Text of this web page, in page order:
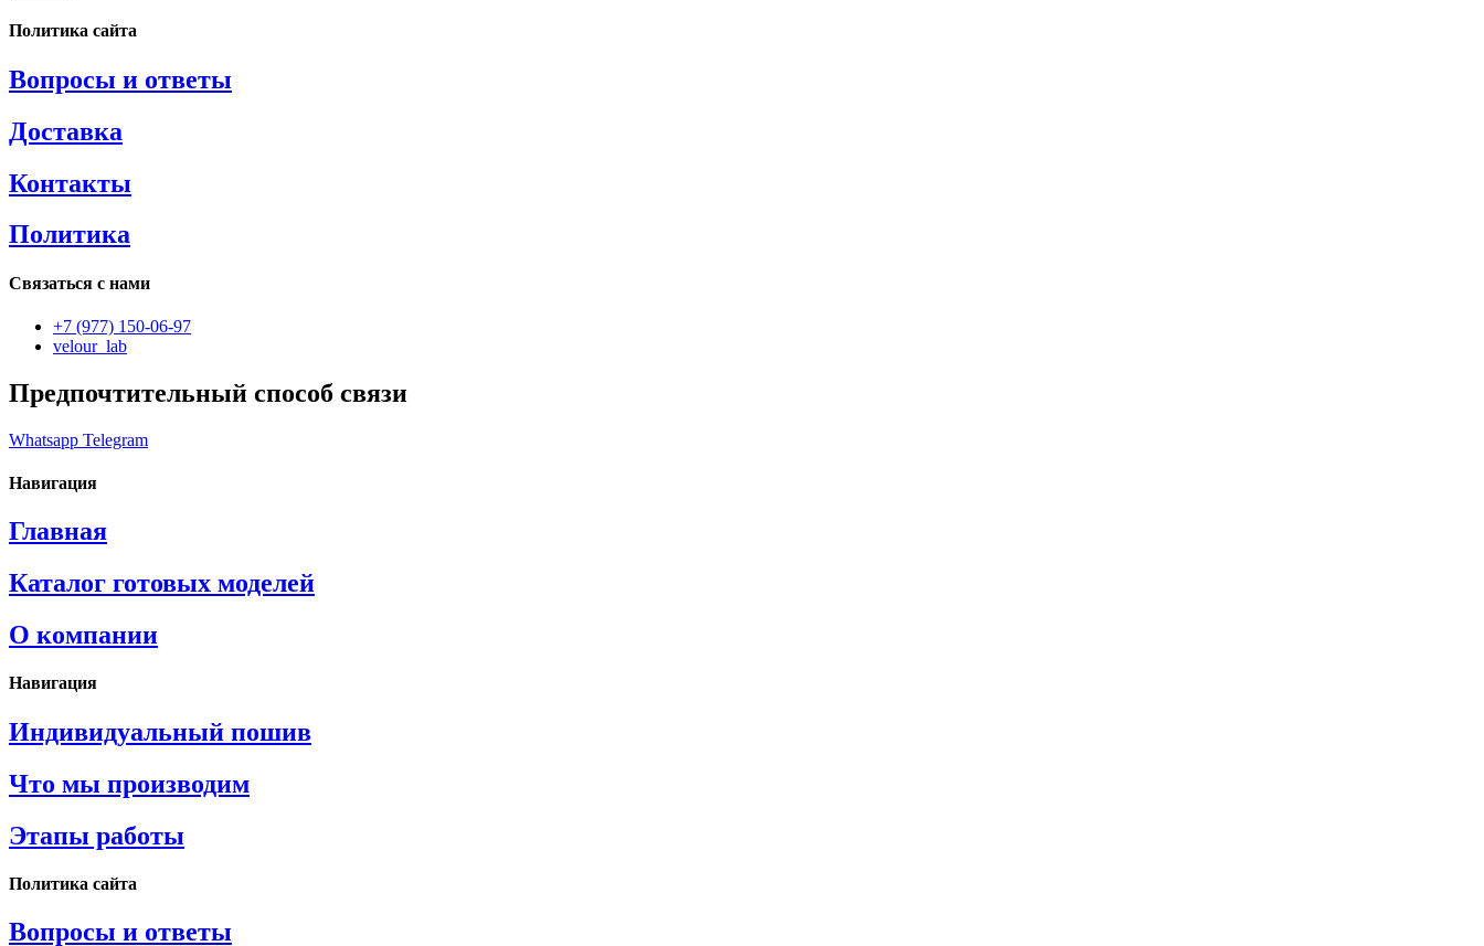
Политика сайта
Вопросы и ответы
Доставка
Контакты
Политика
Связаться с нами
+7 (977) 150-06-97
velour_lab
Предпочтительный способ связи
Whatsapp Telegram
Навигация
Главная
Каталог готовых моделей
О компании
Навигация
Индивидуальный пошив
Что мы производим
Этапы работы
Политика сайта
Вопросы и ответы